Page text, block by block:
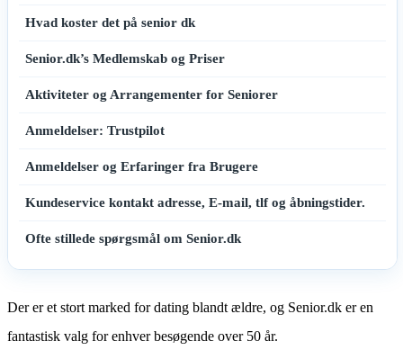
Hvad koster det på senior dk
Senior.dk’s Medlemskab og Priser
Aktiviteter og Arrangementer for Seniorer
Anmeldelser: Trustpilot
Anmeldelser og Erfaringer fra Brugere
Kundeservice kontakt adresse, E-mail, tlf og åbningstider.
Ofte stillede spørgsmål om Senior.dk
Der er et stort marked for dating blandt ældre, og Senior.dk er en
fantastisk valg for enhver besøgende over 50 år.